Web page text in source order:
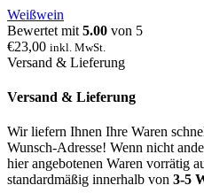
Weißwein
Bewertet mit 5.00 von 5
€23,00 inkl. MwSt.
Versand & Lieferung
Versand & Lieferung
Wir liefern Ihnen Ihre Waren
Wunsch-Adresse! Wenn nicht
hier angebotenen Waren vorrätig
standardmäßig innerhalb von 3-5